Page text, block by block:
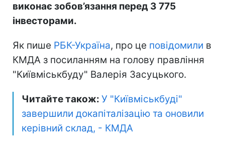
виконає зобов’язання перед 3 775
інвесторами.
Як пише РБК-Україна, про це повідомили в
КМДА з посиланням на голову правління
"Київміськбуду" Валерія Засуцького.
Читайте також: У "Київміськбуді"
завершили докапіталізацію та оновили
керівний склад, - КМДА